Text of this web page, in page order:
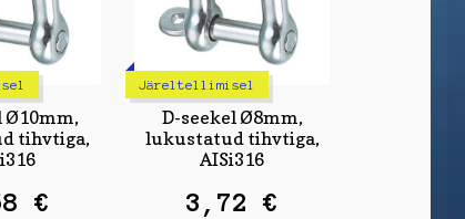
Ø10mm,
tihvtiga,
€
Järeltellimisel
D-seekel Ø8mm,
lukustatud tihvtiga,
AISi316
3,72€